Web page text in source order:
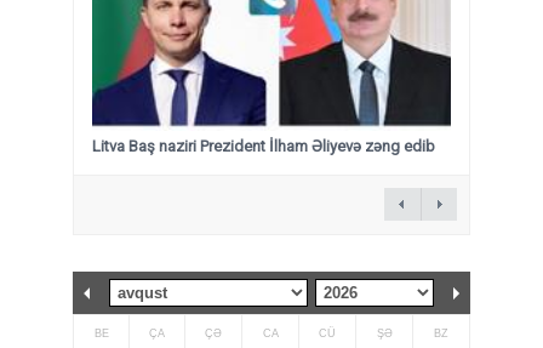
Litva Baş naziri Prezident İlham Əliyevə zəng edib
BE ÇA ÇƏ CA CÜ ŞƏ BZ